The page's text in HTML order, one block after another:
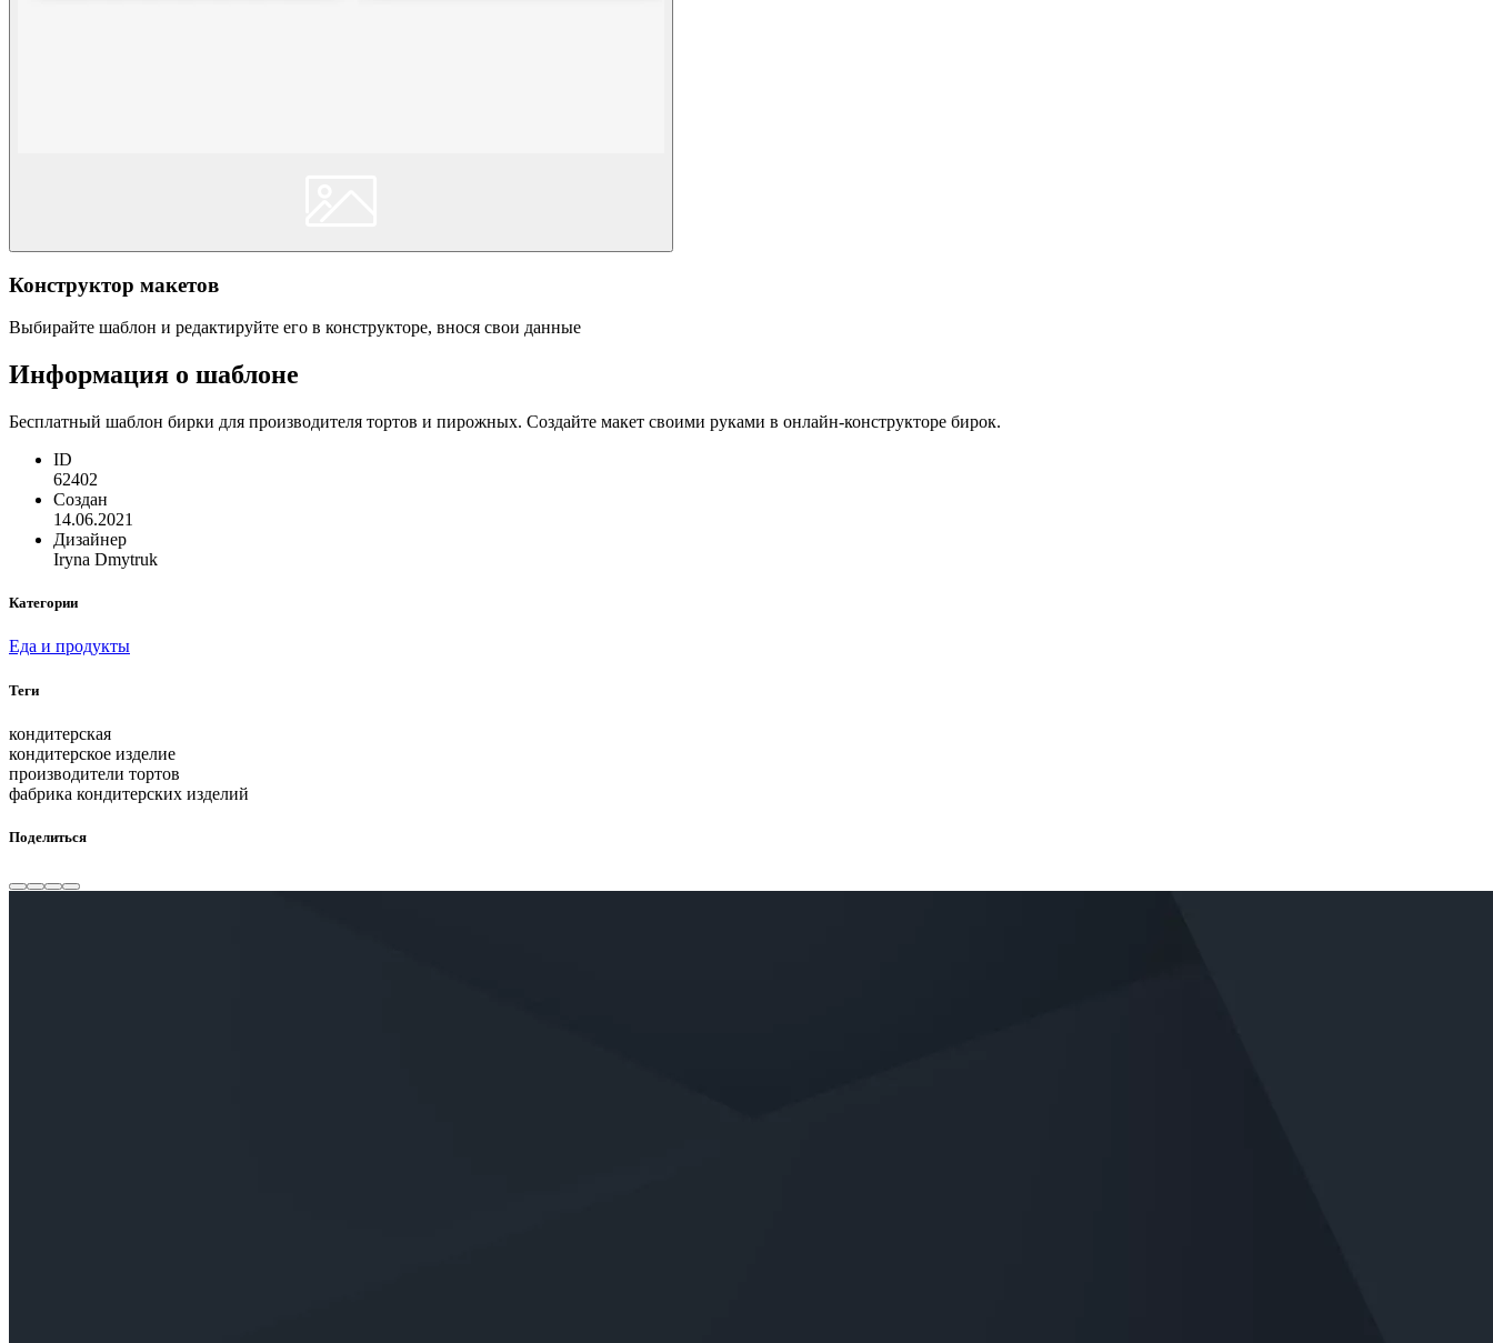
Конструктор макетов
Выбирайте шаблон и редактируйте его в конструкторе, внося свои данные
Информация о шаблоне
Бесплатный шаблон бирки для производителя тортов и пирожных. Создайте макет своими руками в онлайн-конструкторе бирок.
ID
62402
Создан
14.06.2021
Дизайнер
Iryna Dmytruk
Категории
Еда и продукты
Теги
кондитерская
кондитерское изделие
производители тортов
фабрика кондитерских изделий
Поделиться